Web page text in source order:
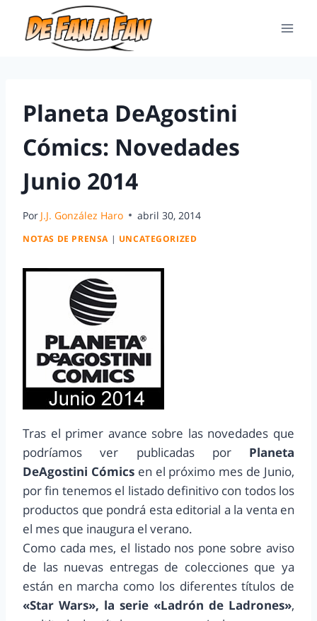
Planeta DeAgostini
Cómics: Novedades
Junio 2014
Por J.J. González Haro abril 30, 2014
NOTAS DE PRENSA | UNCATEGORIZED
Tras el primer avance sobre las novedades que
podríamos ver publicadas por Planeta
DeAgostini Cómicsen el próximo mes de Junio,
por fin tenemos el listado definitivo con todos los
productos que pondrá esta editorial a la venta en
el mes que inaugura el verano.
Como cada mes, el listado nos pone sobre aviso
de las nuevas entregas de colecciones que ya
están en marcha como los diferentes títulos de
«Star Wars», la serie «Ladrón de Ladrones»,